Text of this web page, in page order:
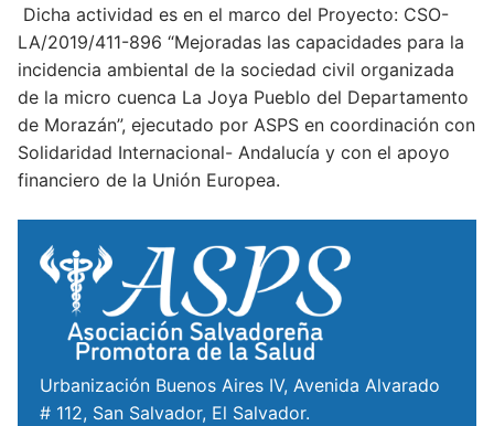
Dicha actividad es en el marco del Proyecto: CSO-
LA/2019/411-896 “Mejoradas las capacidades para la
incidencia ambiental de la sociedad civil organizada
de la micro cuenca La Joya Pueblo del Departamento
de Morazán”, ejecutado por ASPS en coordinación con
Solidaridad Internacional- Andalucía y con el apoyo
financiero de la Unión Europea.
Urbanización Buenos Aires IV, Avenida Alvarado
# 112, San Salvador, El Salvador.